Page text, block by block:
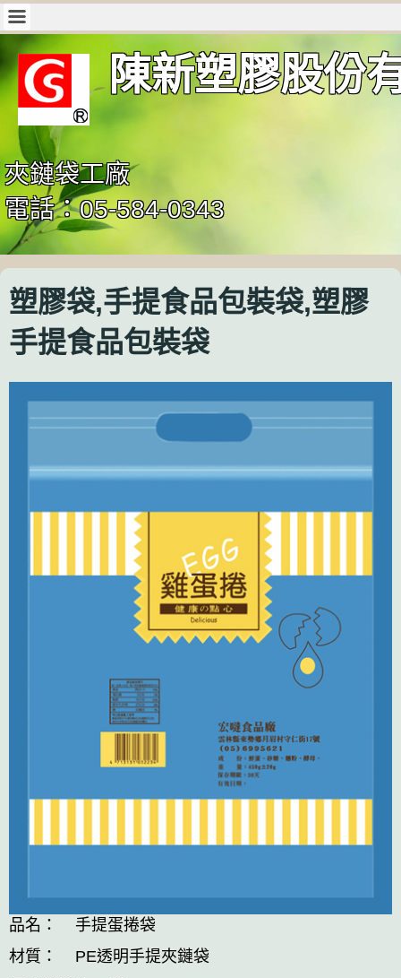
陳新塑膠股份
夾鏈袋工廠
電話：05-584-0343
塑膠袋,手提食品包裝袋,塑膠
手提食品包裝袋
品名： 手提蛋捲袋
材質： PE透明手提夾鏈袋